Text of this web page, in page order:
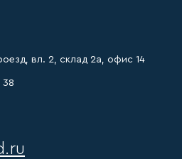
вл. 2, склад 2а, офис 14
38